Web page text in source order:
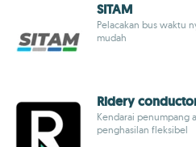
SITAM
Pelacakan bus waktu
mudah
Ridery
Kendarai penumpang
penghasilan fleksibel